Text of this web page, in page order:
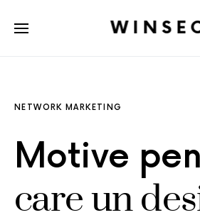
NETWORK MARKETING
Motive
care un